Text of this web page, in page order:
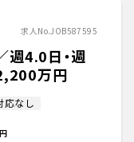
求人No.JOB587595
週4.0日・週
万円
応なし